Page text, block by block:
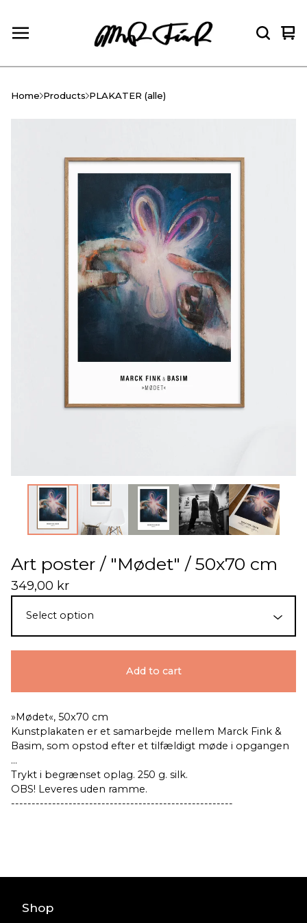
0
Home Products PLAKATER (alle)
Art poster / "Mødet" / 50x70 cm
349,00 kr
Add to cart
»Mødet«, 50x70 cm
Kunstplakaten er et samarbejde mellem Marck Fink &
Basim, som opstod efter et tilfældigt møde i opgangen
...
Trykt i begrænset oplag. 250 g. silk.
OBS! Leveres uden ramme.
------------------------------------------------------
Shop